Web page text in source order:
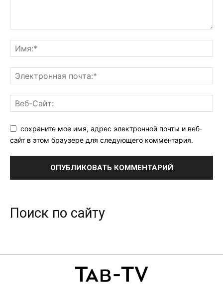
сохраните мое имя, адрес электронной почты и веб-
сайт в этом браузере для следующего комментария.
Поиск по сайту